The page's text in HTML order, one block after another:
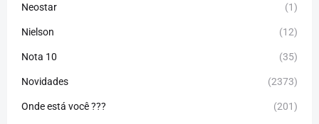
Neostar (1)
Nielson (12)
Nota 10 (35)
Novidades (2373)
Onde está você ??? (201)